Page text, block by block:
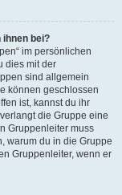
ihnen bei?
im persönlichen
dies mit der
sind allgemein
können geschlossen
ist, kannst du ihr
die Gruppe eine
Gruppenleiter muss
warum du in die Gruppe
Gruppenleiter, wenn er